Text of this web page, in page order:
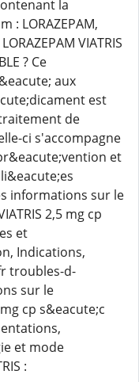
la
: LORAZEPAM,
VIATRIS
? Ce
aux
est
de
ci s'accompagne
et
informations sur le
2,5 mg cp
et
Indications,
troubles-d-
sur le
cp s&eacute;c
et mode
: